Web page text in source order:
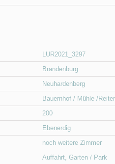
LUR2021_3297
Brandenburg
Neuhardenberg
Bauernhof / Mühle /
200
Ebenerdig
noch weitere Zimmer
Auffahrt, Garten / Park